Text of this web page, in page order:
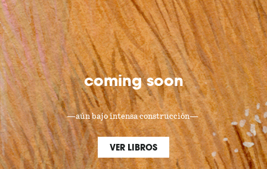
coming soon
—aún bajo intensa construcción—
VER LIBROS